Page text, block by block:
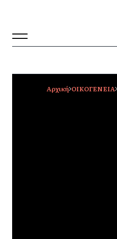
Αρχική ΟΙΚΟΓΕΝΕΙΑ